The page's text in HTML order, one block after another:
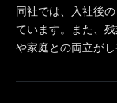
同社では、入社後
ています。また、
や家庭との両立がし